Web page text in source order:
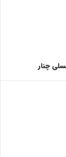
چنار